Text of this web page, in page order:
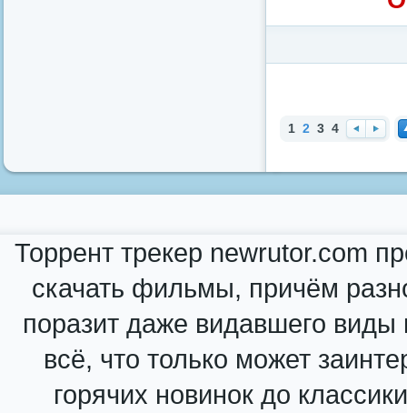
1 2 3 4
Торрент трекер newrutor.com
скачать фильмы, причём
поразит даже видавшего виды
всё, что только может
горячих новинок до